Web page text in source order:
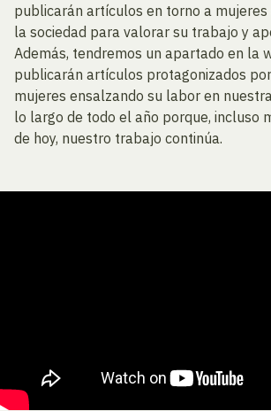
publicarán artículos en torno a mujeres
la sociedad para valorar su trabajo y
Además, tendremos un apartado en la
publicarán artículos protagonizados
mujeres ensalzando su labor en
lo largo de todo el año porque, incluso
de hoy, nuestro trabajo continúa.